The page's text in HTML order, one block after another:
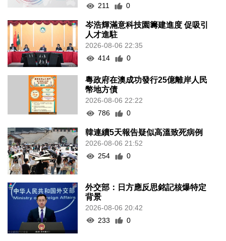
211
0
岑浩輝滿意科技園籌建進度 促吸引
人才進駐
2026-08-06 22:35
414
0
粵政府在澳成功發行25億離岸人民
幣地方債
2026-08-06 22:22
786
0
韓連續5天報告疑似高溫致死病例
2026-08-06 21:52
254
0
外交部：日方應反思銘記核爆特定
背景
2026-08-06 20:42
233
0